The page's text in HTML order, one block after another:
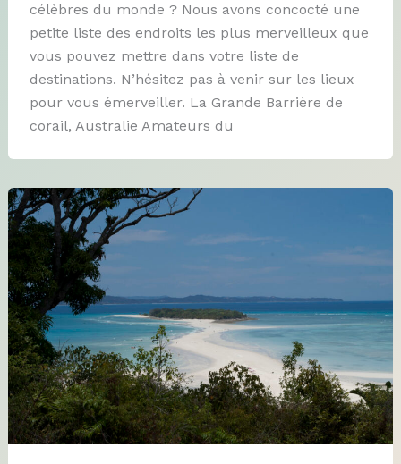
célèbres du monde ? Nous avons concocté une
petite liste des endroits les plus merveilleux que
vous pouvez mettre dans votre liste de
destinations. N’hésitez pas à venir sur les lieux
pour vous émerveiller. La Grande Barrière de
corail, Australie Amateurs du